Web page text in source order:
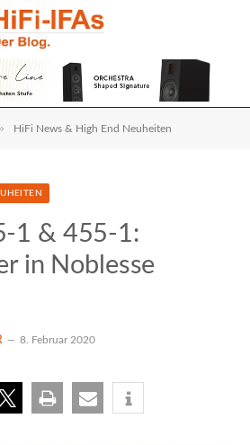
HiFi News & High End Neuheiten
1 & 455-1:
in Noblesse
8. Februar 2020